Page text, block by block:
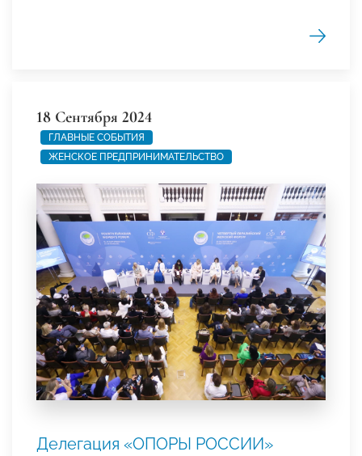
18 Сентября 2024
ГЛАВНЫЕ СОБЫТИЯ
ЖЕНСКОЕ ПРЕДПРИНИМАТЕЛЬСТВО
Делегация «ОПОРЫ РОССИИ»